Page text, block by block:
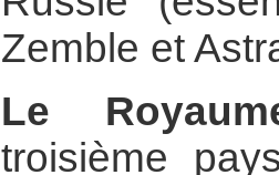
Zemble et
Le
troisième